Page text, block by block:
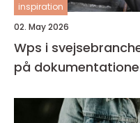
inspiration
02. May 2026
Wps i
på